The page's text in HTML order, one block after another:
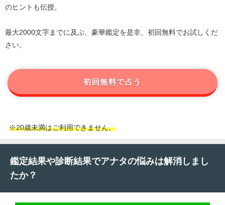
のヒントも伝授。
最大2000文字までに及ぶ、豪華鑑定を是非、初回無料でお試しくだ
さい。
初回無料で占う
※20歳未満はご利用できません。
鑑定結果や診断結果でアナタの悩みは解消しまし
たか？